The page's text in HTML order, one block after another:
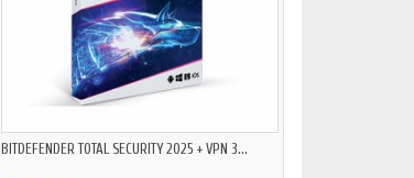
BITDEFENDER TOTAL SECURITY 2025 + VPN 3...